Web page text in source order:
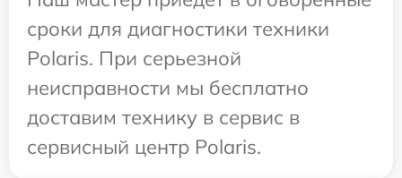
сроки для диагностики техники
Polaris. При серьезной
неисправности мы бесплатно
доставим технику в сервис в
сервисный центр Polaris.